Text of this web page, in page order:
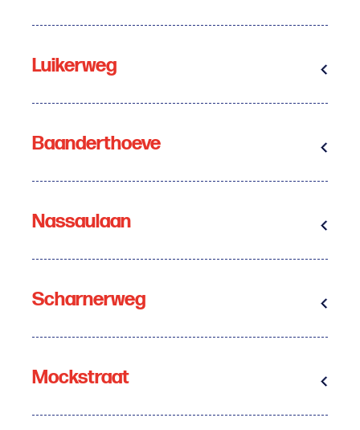
Luikerweg
Baanderthoeve
Nassaulaan
Scharnerweg
Mockstraat